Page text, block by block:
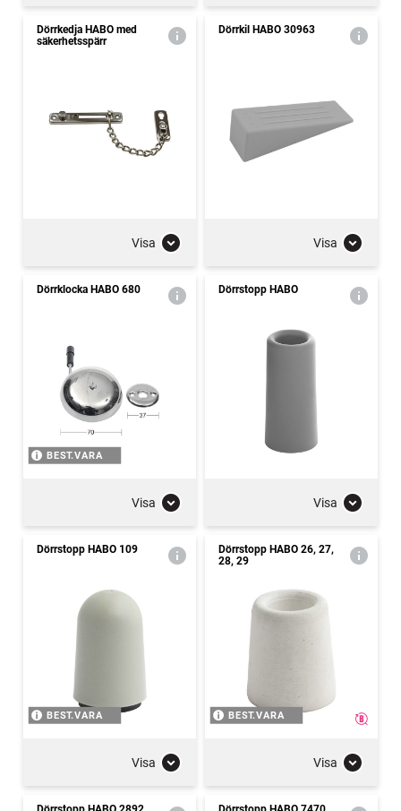
Dörrkedja HABO med
säkerhetsspärr
Visa
Dörrkil HABO 30963
Visa
Dörrklocka HABO 680
BEST.VARA
Visa
Dörrstopp HABO
Visa
Dörrstopp HABO 109
BEST.VARA
Visa
Dörrstopp HABO 26, 27,
28, 29
BEST.VARA
Visa